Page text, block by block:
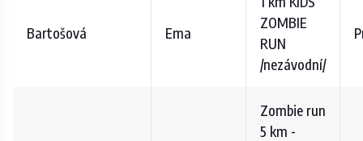
Bartošová Ema
ZOMBIE
RUN
/nezávodní/
Zombie run
5 km -